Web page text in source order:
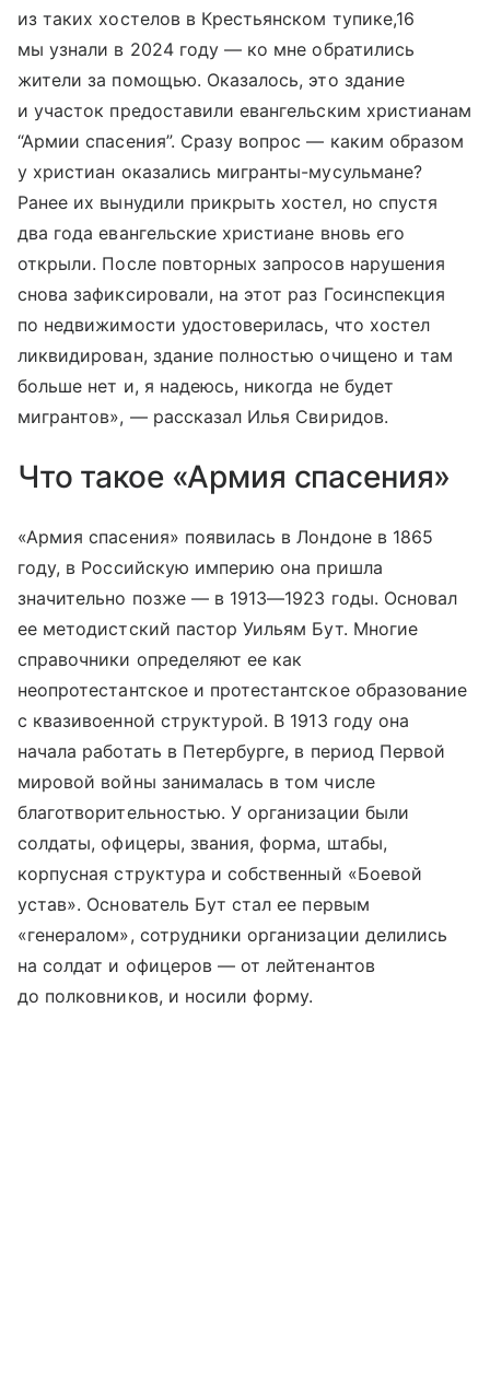
из таких хостелов в Крестьянском тупике,16
мы узнали в 2024 году — ко мне обратились
жители за помощью. Оказалось, это здание
и участок предоставили евангельским христианам
“Армии спасения”. Сразу вопрос — каким образом
у христиан оказались мигранты-мусульмане?
Ранее их вынудили прикрыть хостел, но спустя
два года евангельские христиане вновь его
открыли. После повторных запросов нарушения
снова зафиксировали, на этот раз Госинспекция
по недвижимости удостоверилась, что хостел
ликвидирован, здание полностью очищено и там
больше нет и, я надеюсь, никогда не будет
мигрантов», — рассказал Илья Свиридов.
Что такое «Армия спасения»
«Армия спасения» появилась в Лондоне в 1865
году, в Российскую империю она пришла
значительно позже — в 1913—1923 годы. Основал
ее методистский пастор Уильям Бут. Многие
справочники определяют ее как
неопротестантское и протестантское образование
с квазивоенной структурой. В 1913 году она
начала работать в Петербурге, в период Первой
мировой войны занималась в том числе
благотворительностью. У организации были
солдаты, офицеры, звания, форма, штабы,
корпусная структура и собственный «Боевой
устав». Основатель Бут стал ее первым
«генералом», сотрудники организации делились
на солдат и офицеров — от лейтенантов
до полковников, и носили форму.